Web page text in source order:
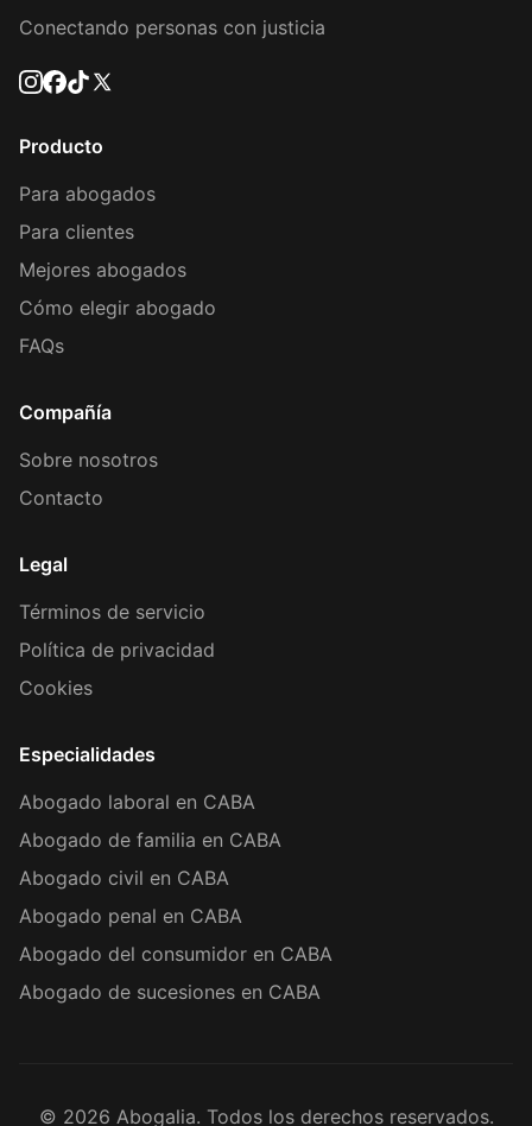
Conectando personas con justicia
Producto
Para abogados
Para clientes
Mejores abogados
Cómo elegir abogado
FAQs
Compañía
Sobre nosotros
Contacto
Legal
Términos de servicio
Política de privacidad
Cookies
Especialidades
Abogado laboral en CABA
Abogado de familia en CABA
Abogado civil en CABA
Abogado penal en CABA
Abogado del consumidor en CABA
Abogado de sucesiones en CABA
© 2026 Abogalia. Todos los derechos reservados.